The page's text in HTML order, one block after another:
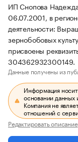
ИП Снопова
06.07.2001, в
деятельности:
зернобобовых
присвоены
304362932300149.
Данные получены из
Информация
основании данных
Компания не
отношений с
Редактировать описание